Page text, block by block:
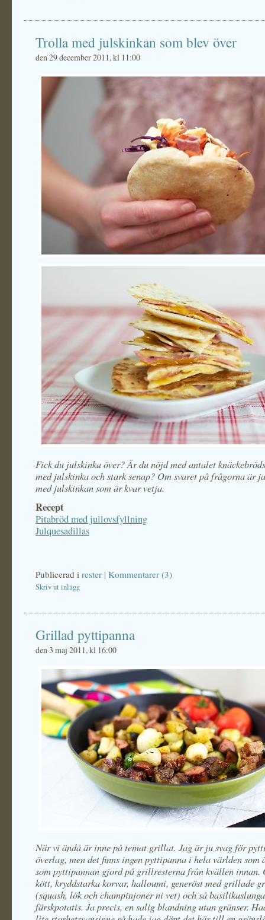
Trolla med julskinkan som blev över
den 29 december 2011, kl 11:00
Fick du julskinka över? Är du nöjd med antalet
med julskinka och stark senap? Om svaret på frågorna är
med julskinkan som är kvar vetja.
Recept
Pitabröd med jullovsfyllning
Julquesadillas
Publicerad i rester | Kommentarer (3)
Skriv ut inlägg
Grillad pyttipanna
den 3 maj 2011, kl 16:00
När vi ändå är inne på temat grillat. Jag är ju svag för
överlag, men det finns ingen pyttipanna i hela världen som
som pyttipannan gjord på grillresterna från kvällen innan.
kött, kryddstarka korvar, halloumi, generöst med grillade
(squash, lök och champinjoner ni vet) och så
färskpotatis. Ja precis, en salig blandning utan gränser.